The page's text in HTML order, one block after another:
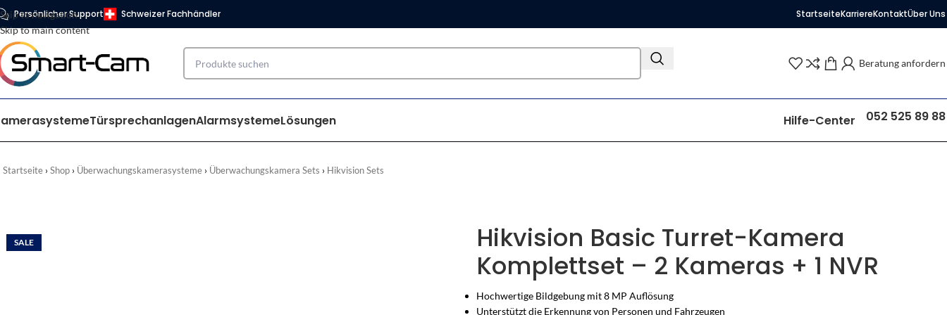
Skip to navigation
Skip to main content
Persönlicher Support Schweizer Fachhändler StartseiteKarriereKontaktÜber Uns
Beratung anfordern
TürsprechanlagenAlarmsystemeLösungen Hilfe-Center 052 525 89 88
Startseite Shop Überwachungskamerasysteme Überwachungskamera Sets Hikvision Sets
SALE
Hikvision Basic Turret-Kamera
Komplettset – 2 Kameras + 1 NVR
Hochwertige Bildgebung mit 8 MP Auflösung
Unterstützt die Erkennung von Personen und Fahrzeugen